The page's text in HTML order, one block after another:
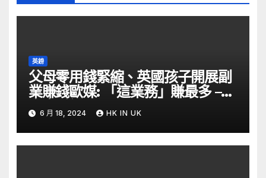
英鎊
父母零用錢緊縮、英國孩子開展副
業賺錢歐媒: 「這業務」賺最多 –
自由財經
6 月 18, 2024 HK IN UK